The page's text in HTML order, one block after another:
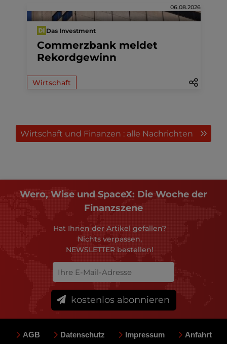
06.08.2026
Das Investment
Commerzbank meldet
Rekordgewinn
Wirtschaft
Wirtschaft und Finanzen : alle Nachrichten
Wero, Wise und SpaceX: Die Woche der
Finanzszene
Hat Ihnen der Artikel gefallen?
Nichts verpassen,
NEWSLETTER bestellen!
kostenlos abonnieren
AGB Datenschutz Impressum Anfahrt